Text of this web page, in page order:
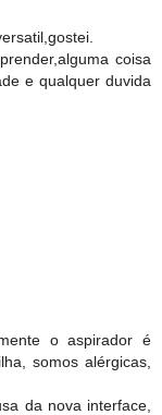
coisa
e qualquer duvida
o aspirador é
somos alérgicas,
da nova interface,